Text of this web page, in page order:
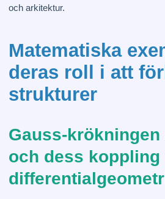
och arkitektur.
Matematiska
deras roll i att
strukturer
Gauss-
och dess koppling